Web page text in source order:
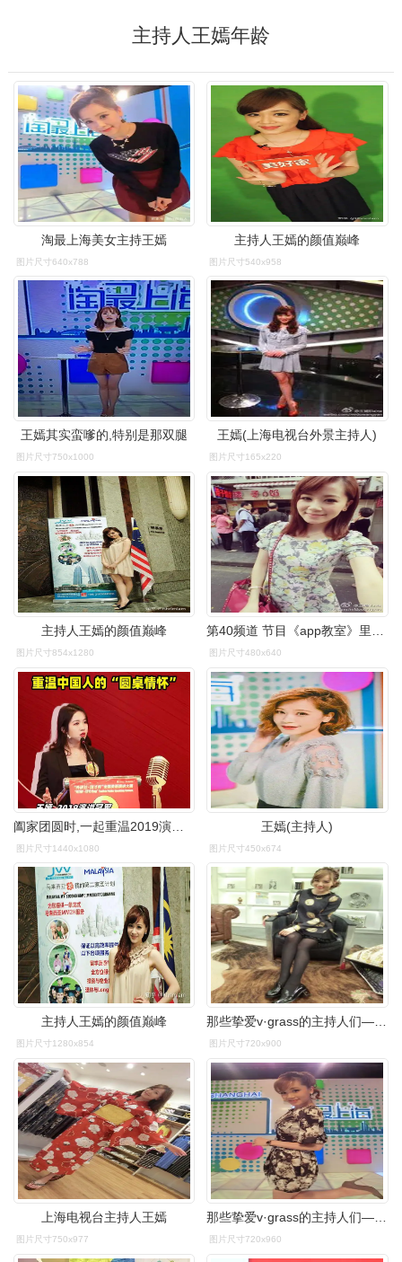
主持人王嫣年龄
淘最上海美女主持王嫣
图片尺寸640x788
主持人王嫣的颜值巅峰
图片尺寸540x958
王嫣其实蛮嗲的,特别是那双腿
图片尺寸750x1000
王嫣(上海电视台外景主持人)
图片尺寸165x220
主持人王嫣的颜值巅峰
图片尺寸854x1280 图片尺寸480x640
图片尺寸1440x1080
王嫣(主持人)
图片尺寸450x674
主持人王嫣的颜值巅峰
图片尺寸1280x854
那些挚爱v·grass的主持人们—王嫣
图片尺寸720x900
上海电视台主持人王嫣
图片尺寸750x977 图片尺寸720x960